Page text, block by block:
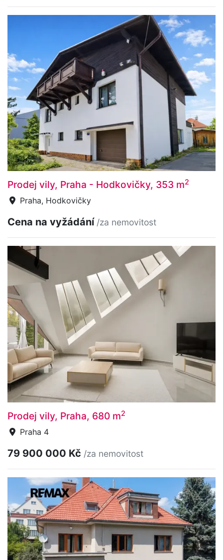
Prodej vily, Praha - Hodkovičky, 353 m2
Praha, Hodkovičky
Cena na vyžádání /za nemovitost
Prodej vily, Praha, 680 m2
Praha 4
79 900 000 Kč /za nemovitost